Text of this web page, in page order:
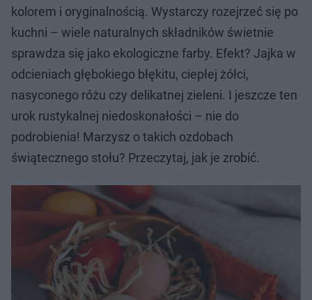
kolorem i oryginalnością. Wystarczy rozejrzeć się po
kuchni – wiele naturalnych składników świetnie
sprawdza się jako ekologiczne farby. Efekt? Jajka w
odcieniach głębokiego błękitu, ciepłej żółci,
nasyconego różu czy delikatnej zieleni. I jeszcze ten
urok rustykalnej niedoskonałości – nie do
podrobienia! Marzysz o takich ozdobach
świątecznego stołu? Przeczytaj, jak je zrobić.